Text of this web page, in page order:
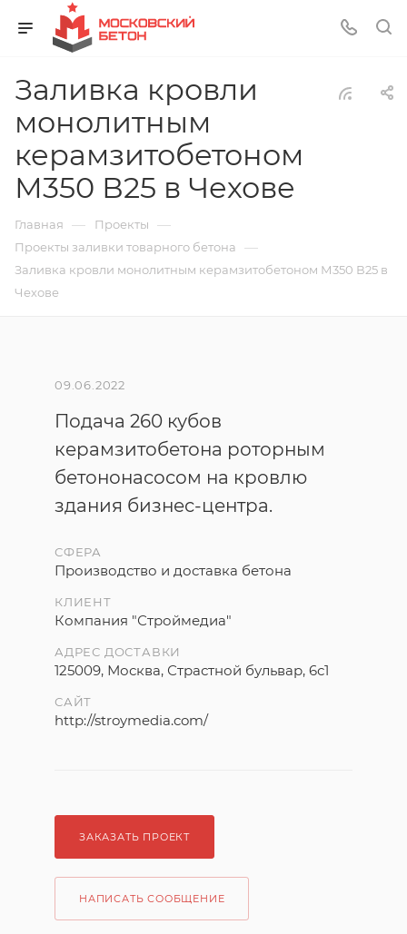
Заливка кровли
монолитным
керамзитобетоном
М350 В25 в Чехове
Главная — Проекты —
Проекты заливки товарного бетона —
Заливка кровли монолитным керамзитобетоном М350 В25 в
Чехове
09.06.2022
Подача 260 кубов
керамзитобетона роторным
бетононасосом на кровлю
здания бизнес-центра.
СФЕРА
Производство и доставка бетона
КЛИЕНТ
Компания "Строймедиа"
АДРЕС ДОСТАВКИ
125009, Москва, Страстной бульвар, 6с1
САЙТ
http://stroymedia.com/
ЗАКАЗАТЬ ПРОЕКТ
НАПИСАТЬ СООБЩЕНИЕ